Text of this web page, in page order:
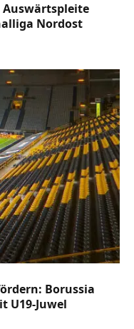
Auswärtspleite
Nordost
Borussia
U19-Juwel